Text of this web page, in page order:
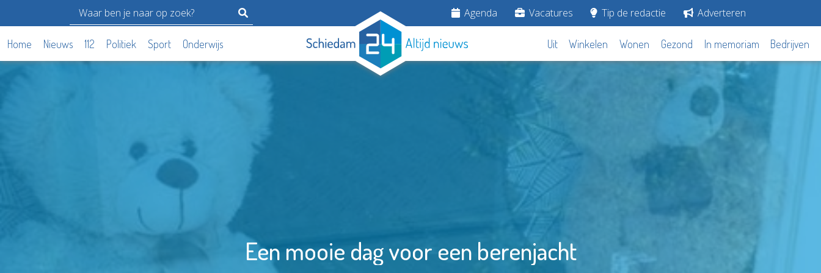
Agenda Vacatures Tip de redactie Adverteren
Home Nieuws 112 Politiek Sport Onderwijs Uit Winkelen Wonen Gezond In memoriam Bedrijven
Een mooie dag voor een berenjacht